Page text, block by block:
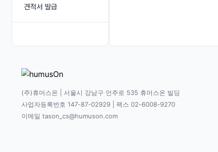
견적서 발급
(주)휴머스온 | 서울시 강남구 언주로 535 휴머스온 빌딩
사업자등록번호 147-87-02929 | 팩스 02-6008-9270
이메일 tason_cs@humuson.com